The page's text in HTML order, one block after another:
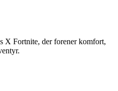
X Fortnite, der forener komfort,